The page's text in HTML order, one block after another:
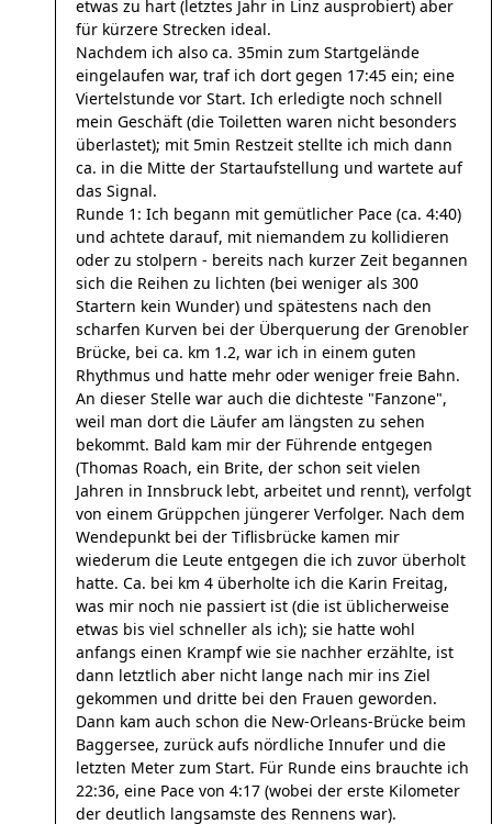
etwas zu hart (letztes Jahr in Linz ausprobiert) aber
für kürzere Strecken ideal.
Nachdem ich also ca. 35min zum Startgelände
eingelaufen war, traf ich dort gegen 17:45 ein; eine
Viertelstunde vor Start. Ich erledigte noch schnell
mein Geschäft (die Toiletten waren nicht besonders
überlastet); mit 5min Restzeit stellte ich mich dann
ca. in die Mitte der Startaufstellung und wartete auf
das Signal.
Runde 1: Ich begann mit gemütlicher Pace (ca. 4:40)
und achtete darauf, mit niemandem zu kollidieren
oder zu stolpern - bereits nach kurzer Zeit begannen
sich die Reihen zu lichten (bei weniger als 300
Startern kein Wunder) und spätestens nach den
scharfen Kurven bei der Überquerung der Grenobler
Brücke, bei ca. km 1.2, war ich in einem guten
Rhythmus und hatte mehr oder weniger freie Bahn.
An dieser Stelle war auch die dichteste "Fanzone",
weil man dort die Läufer am längsten zu sehen
bekommt. Bald kam mir der Führende entgegen
(Thomas Roach, ein Brite, der schon seit vielen
Jahren in Innsbruck lebt, arbeitet und rennt), verfolgt
von einem Grüppchen jüngerer Verfolger. Nach dem
Wendepunkt bei der Tiflisbrücke kamen mir
wiederum die Leute entgegen die ich zuvor überholt
hatte. Ca. bei km 4 überholte ich die Karin Freitag,
was mir noch nie passiert ist (die ist üblicherweise
etwas bis viel schneller als ich); sie hatte wohl
anfangs einen Krampf wie sie nachher erzählte, ist
dann letztlich aber nicht lange nach mir ins Ziel
gekommen und dritte bei den Frauen geworden.
Dann kam auch schon die New-Orleans-Brücke beim
Baggersee, zurück aufs nördliche Innufer und die
letzten Meter zum Start. Für Runde eins brauchte ich
22:36, eine Pace von 4:17 (wobei der erste Kilometer
der deutlich langsamste des Rennens war).